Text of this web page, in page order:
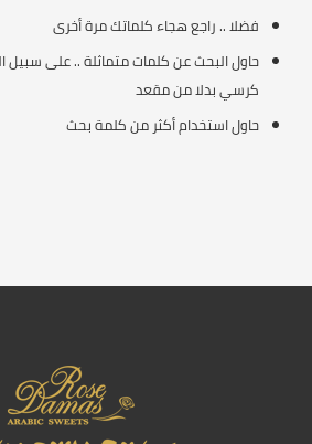
فضلا .. راجع هجاء كلماتك مرة أخرى
حاول البحث عن كلمات متماثلة .. على سبيل
كرسي بدلا من مقعد
حاول استخدام أكثر من كلمة بحث